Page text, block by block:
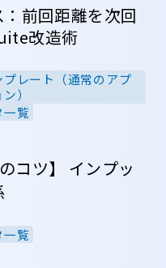
前回距離を次回
改造術
プレート（通常のアプ
）
覧
コツ】 インプッ
覧